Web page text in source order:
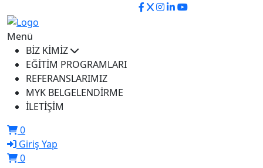
Menü
BİZ KİMİZ
EĞİTİM PROGRAMLARI
REFERANSLARIMIZ
MYK BELGELENDİRME
İLETİŞİM
0
Giriş Yap
0